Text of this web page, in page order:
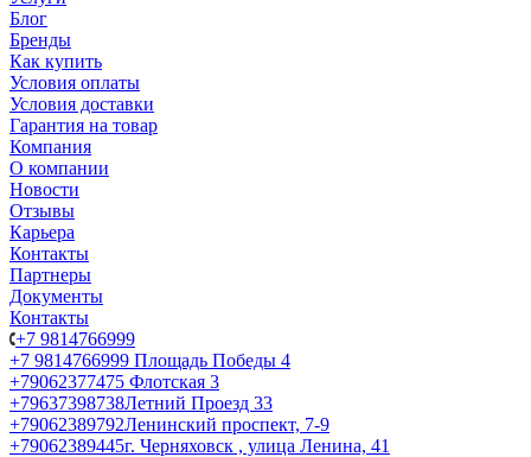
Блог
Бренды
Как купить
Условия оплаты
Условия доставки
Гарантия на товар
Компания
О компании
Новости
Отзывы
Карьера
Контакты
Партнеры
Документы
Контакты
+7 9814766999
+7 9814766999 Площадь Победы 4
+79062377475 Флотская 3
+79637398738Летний Проезд 33
+79062389792Ленинский проспект, 7-9
+79062389445г. Черняховск , улица Ленина, 41